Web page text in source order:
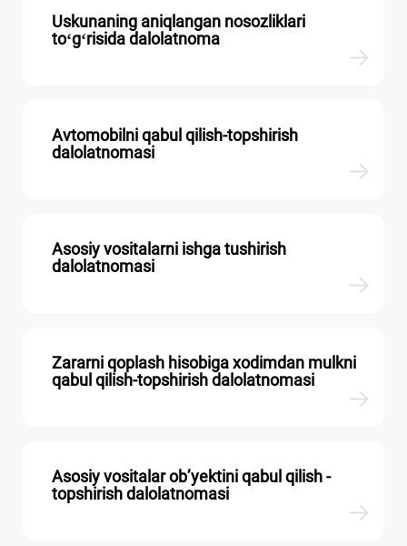
Uskunaning aniqlangan nosozliklari
toʻgʻrisida dalolatnoma
Avtomobilni qabul qilish-topshirish
dalolatnomasi
Asosiy vositalarni ishga tushirish
dalolatnomasi
Zararni qoplash hisobiga хodimdan mulkni
qabul qilish-topshirish dalolatnomasi
Asosiy vositalar ob’yektini qabul qilish -
topshirish dalolatnomasi